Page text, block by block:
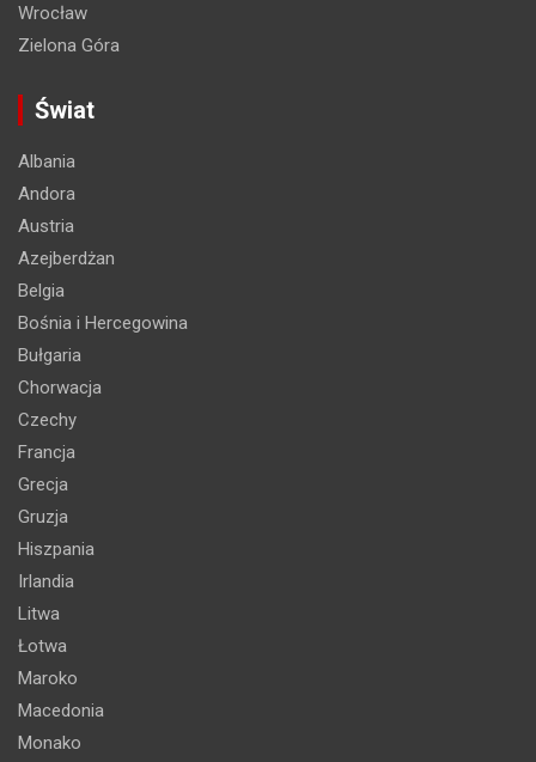
Wrocław
Zielona Góra
Świat
Albania
Andora
Austria
Azejberdżan
Belgia
Bośnia i Hercegowina
Bułgaria
Chorwacja
Czechy
Francja
Grecja
Gruzja
Hiszpania
Irlandia
Litwa
Łotwa
Maroko
Macedonia
Monako